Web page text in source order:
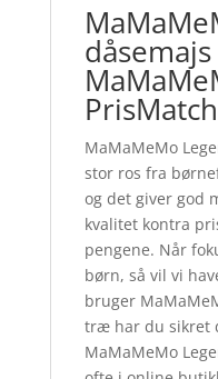
PrisMatch
MaMaMeMo
stor ros fra
og det giver god
kvalitet kontra
pengene. Når
børn, så vil vi
bruger
træ har du sikret
MaMaMeMo